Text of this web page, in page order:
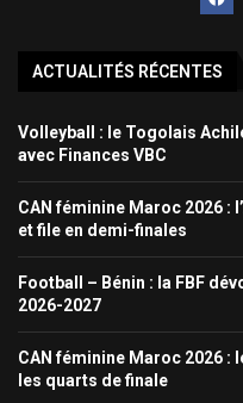
ACTUALITÉS RÉCENTES
Volleyball : le Togolais
avec Finances VBC
CAN féminine Maroc 2026 :
et file en demi-finales
Football – Bénin : la FBF
2026-2027
CAN féminine Maroc 2026 :
les quarts de finale